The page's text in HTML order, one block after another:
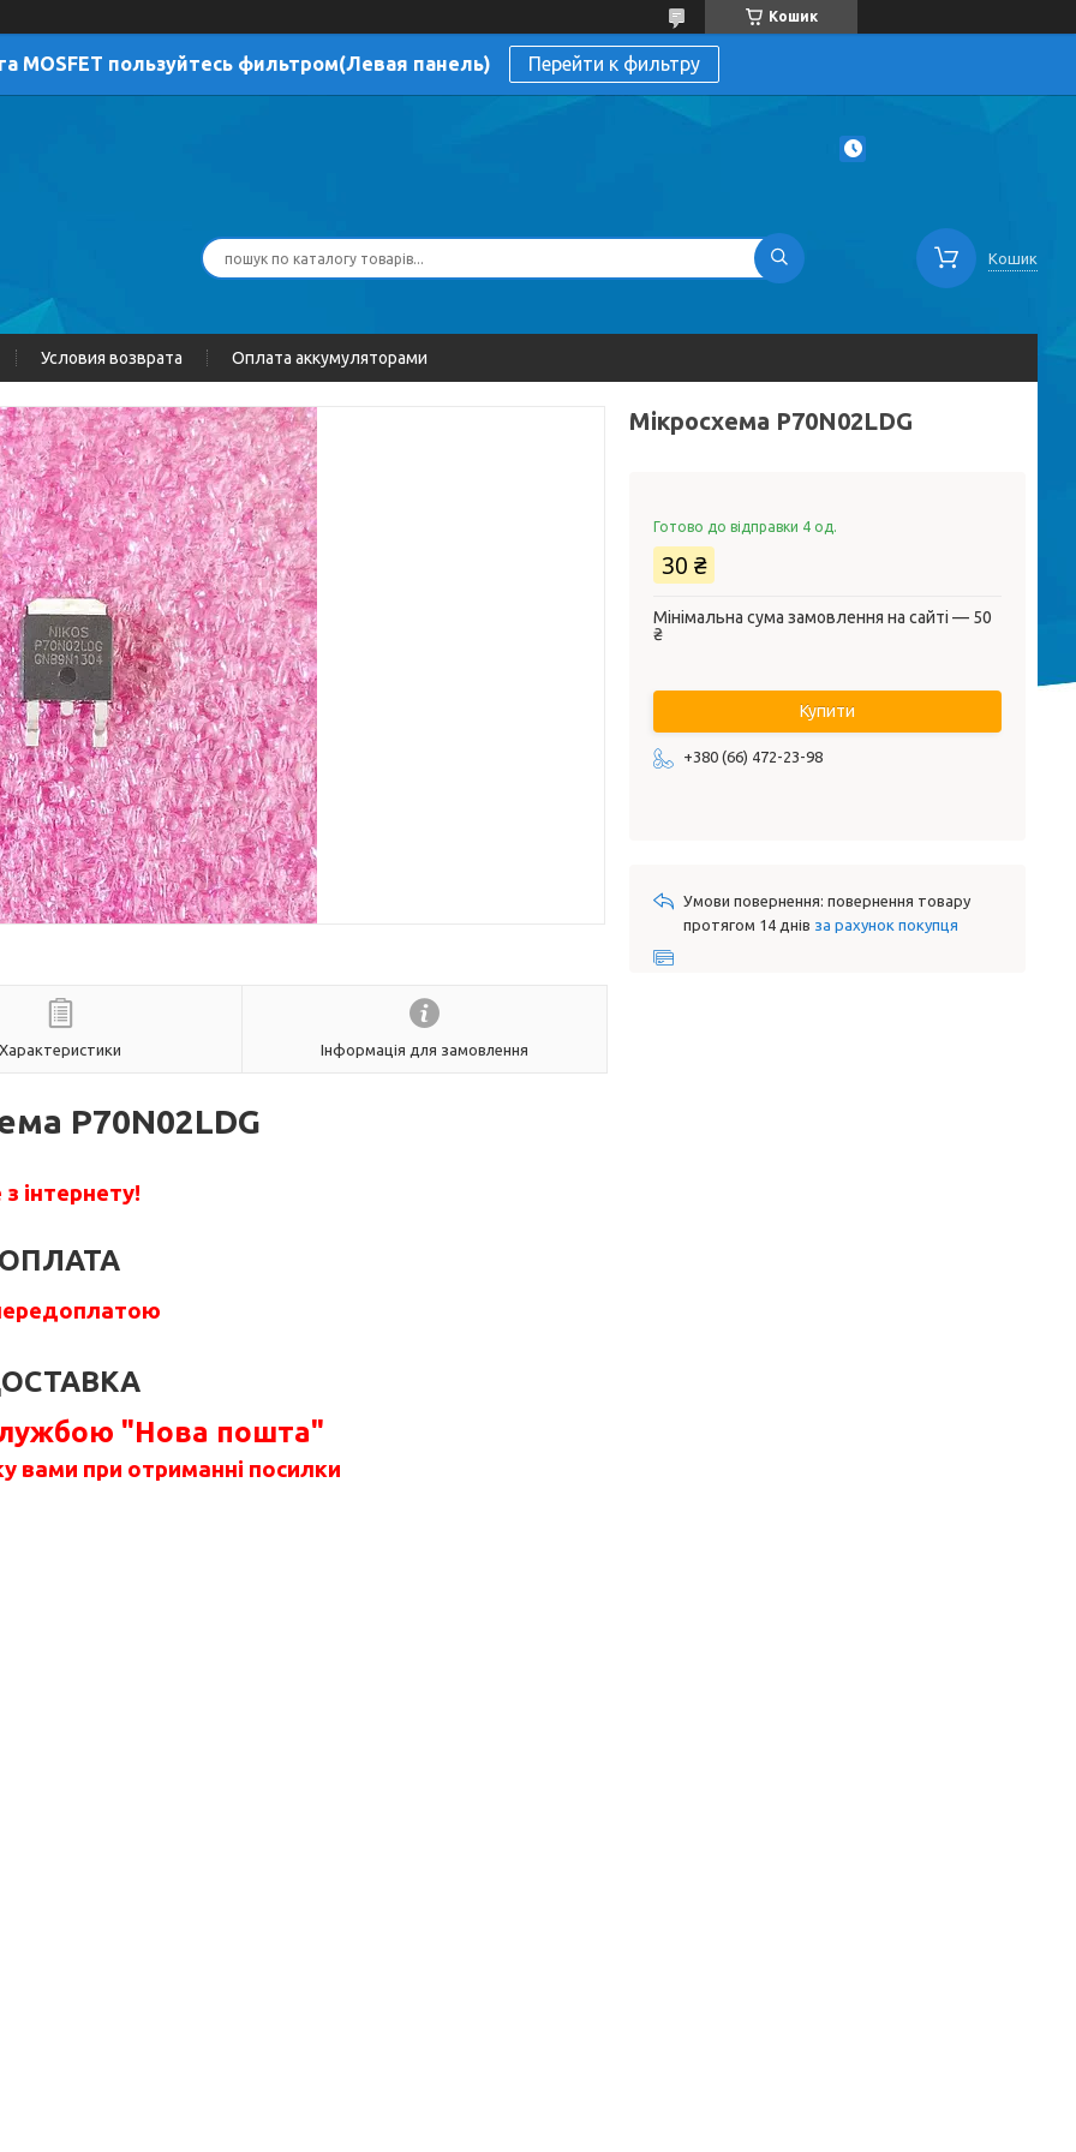
Кошик
MOSFET пользуйтесь фильтром(Левая панель) Перейти к фильтру
Кошик
Условия возврата Оплата аккумуляторами
Характеристики Інформація для замовлення
P70N02LDG
інтернету!
"Нова пошта"
вами при отриманні посилки
Мікросхема P70N02LDG
Готово до відправки 4 од.
30 ₴
Мінімальна сума замовлення на сайті — 50
₴
Купити
+380 (66) 472-23-98
повернення товару
протягом 14 днів за рахунок покупця